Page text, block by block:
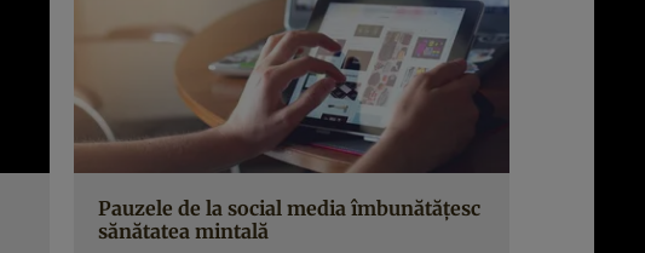
Pauzele de la social media îmbunătățesc
sănătatea mintală